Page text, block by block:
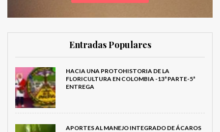
Entradas Populares
HACIA UNA PROTOHISTORIA DE LA
FLORICULTURA EN COLOMBIA -13ª PARTE-5ª
ENTREGA
APORTES AL MANEJO INTEGRADO DE ÁCAROS